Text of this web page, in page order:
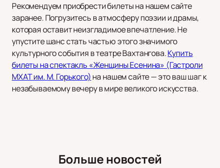
Рекомендуем приобрести билеты на нашем сайте
заранее. Погрузитесь в атмосферу поэзии и драмы,
которая оставит неизгладимое впечатление. Не
упустите шанс стать частью этого значимого
культурного события в театре Вахтангова.Купить
билеты на спектакль «Женщины Есенина» (Гастроли
МХАТ им. М. Горького) на нашем сайте — это ваш шаг к
незабываемому вечеру в мире великого искусства.
Больше новостей